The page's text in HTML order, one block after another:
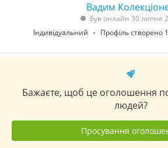
Вадим
Був онлайн 30 липня
Індивідуальний
Профіль створено
Бажаєте, щоб це оголошення
людей?
Просування